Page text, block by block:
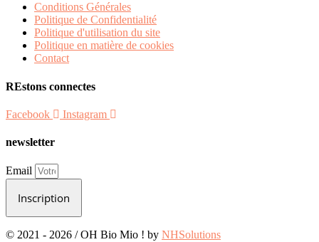
Conditions Générales
Politique de Confidentialité
Politique d'utilisation du site
Politique en matière de cookies
Contact
REstons connectes
Facebook Instagram
newsletter
Email
Inscription
© 2021 - 2026 / OH Bio Mio ! by NHSolutions